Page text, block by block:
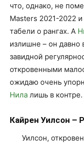
что, однако, не
Masters 2021-2022
табели о рангах. А
излишне – он давно
завидной
откровенными
ожидаю очень
Нила лишь в контре.
Кайрен Уилсон –
Уилсон,